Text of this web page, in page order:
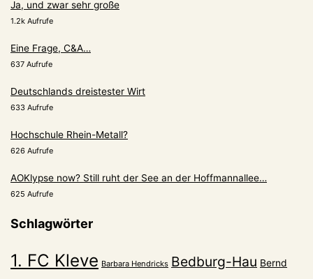
Ja, und zwar sehr große
1.2k Aufrufe
Eine Frage, C&A…
637 Aufrufe
Deutschlands dreistester Wirt
633 Aufrufe
Hochschule Rhein-Metall?
626 Aufrufe
AOKlypse now? Still ruht der See an der Hoffmannallee…
625 Aufrufe
Schlagwörter
1. FC Kleve Barbara Hendricks Bedburg-Hau Bernd